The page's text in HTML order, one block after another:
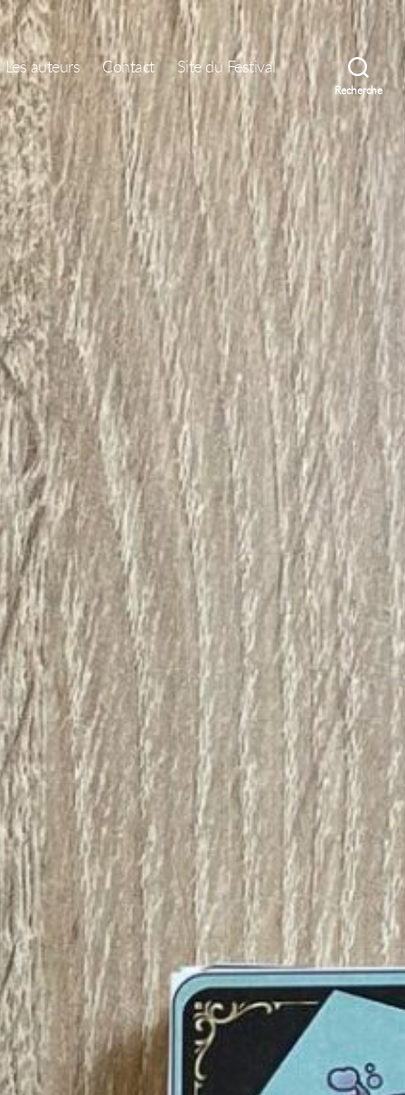
Les auteurs Contact Site du Festival
Recherche